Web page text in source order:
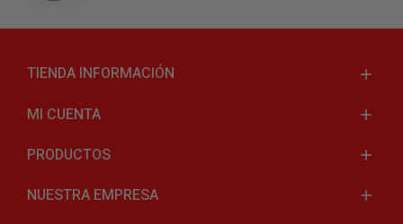
TIENDA INFORMACIÓN
MI CUENTA
PRODUCTOS
NUESTRA EMPRESA